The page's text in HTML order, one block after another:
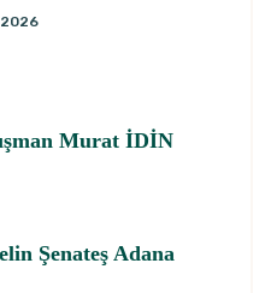
2026
Murat İDİN
Şenateş Adana